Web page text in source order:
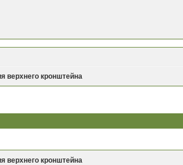
верхнего кронштейна
верхнего кронштейна